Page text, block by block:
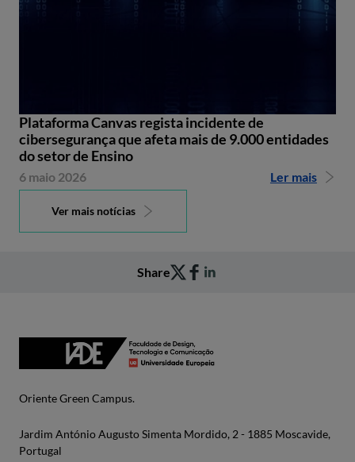
Plataforma Canvas regista incidente de
cibersegurança que afeta mais de 9.000 entidades
do setor de Ensino
6 maio 2026 Ler mais
Ver mais notícias
Share
Oriente Green Campus.
Jardim António Augusto Simenta Mordido, 2 - 1885 Moscavide,
Portugal